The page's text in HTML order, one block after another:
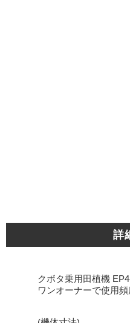
詳
クボタ乗用田植機
ワンオーナーで使用頻